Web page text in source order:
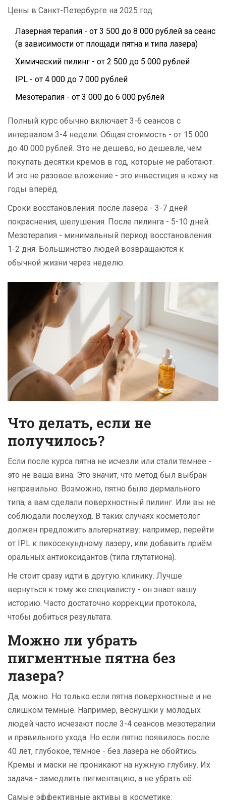
Цены в Санкт-Петербурге на 2025 год:
Лазерная терапия - от 3 500 до 8 000 рублей за сеанс
(в зависимости от площади пятна и типа лазера)
Химический пилинг - от 2 500 до 5 000 рублей
IPL - от 4 000 до 7 000 рублей
Мезотерапия - от 3 000 до 6 000 рублей
Полный курс обычно включает 3-6 сеансов с
интервалом 3-4 недели. Общая стоимость - от 15 000
до 40 000 рублей. Это не дешево, но дешевле, чем
покупать десятки кремов в год, которые не работают.
И это не разовое вложение - это инвестиция в кожу на
годы вперёд.
Сроки восстановления: после лазера - 3-7 дней
покраснения, шелушения. После пилинга - 5-10 дней.
Мезотерапия - минимальный период восстановления:
1-2 дня. Большинство людей возвращаются к
обычной жизни через неделю.
Что делать, если не
получилось?
Если после курса пятна не исчезли или стали темнее -
это не ваша вина. Это значит, что метод был выбран
неправильно. Возможно, пятно было дермального
типа, а вам сделали поверхностный пилинг. Или вы не
соблюдали послеуход. В таких случаях косметолог
должен предложить альтернативу: например, перейти
от IPL к пикосекундному лазеру, или добавить приём
оральных антиоксидантов (типа глутатиона).
Не стоит сразу идти в другую клинику. Лучше
вернуться к тому же специалисту - он знает вашу
историю. Часто достаточно коррекции протокола,
чтобы добиться результата.
Можно ли убрать
пигментные пятна без
лазера?
Да, можно. Но только если пятна поверхностные и не
слишком тёмные. Например, веснушки у молодых
людей часто исчезают после 3-4 сеансов мезотерапии
и правильного ухода. Но если пятно появилось после
40 лет, глубокое, тёмное - без лазера не обойтись.
Кремы и маски не проникают на нужную глубину. Их
задача - замедлить пигментацию, а не убрать её.
Самые эффективные активы в косметике: